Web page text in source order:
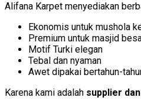
Alifana Karpet menyediakan
Ekonomis untuk mushola
Premium untuk masjid
Motif Turki elegan
Tebal dan nyaman
Awet dipakai bertahun-
Karena kami adalah supplier